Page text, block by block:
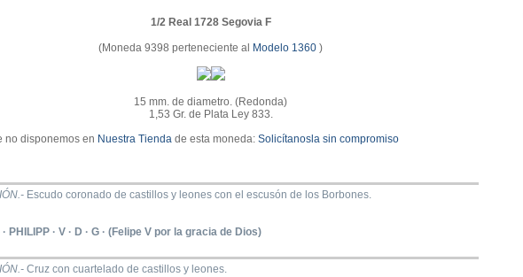
1/2 Real 1728 Segovia F
(Moneda 9398 perteneciente al Modelo 1360 )
15 mm. de diametro. (Redonda)
1,53 Gr. de Plata Ley 833.
no disponemos en Nuestra Tienda de esta moneda: Solicítanosla sin compromiso
Escudo coronado de castillos y leones con el escusón de los Borbones.
· PHILIPP · V · D · G · (Felipe V por la gracia de Dios)
Cruz con cuartelado de castillos y leones.